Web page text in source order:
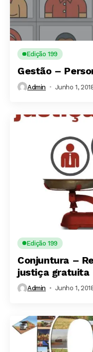
Edição 199
Gestão –
Admin Junho 1,
Edição 199
Conjuntura –
justiça gratuita
Admin Junho 1,